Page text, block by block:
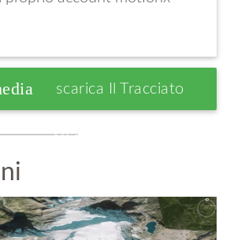
Scarica Il Tracciato
GPS